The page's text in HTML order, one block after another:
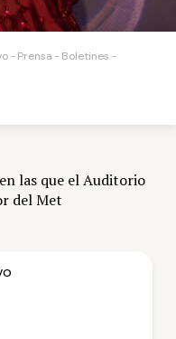
Prensa
Boletines
las que el Auditorio
del Met